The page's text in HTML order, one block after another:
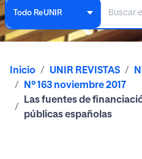
Todo ReUNIR
Inicio UNIR REVISTAS
Nº 163 noviembre 2017
Las fuentes de
públicas españolas